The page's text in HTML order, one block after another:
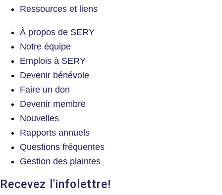
Ressources et liens
À propos de SERY
Notre équipe
Emplois à SERY
Devenir bénévole
Faire un don
Devenir membre
Nouvelles
Rapports annuels
Questions fréquentes
Gestion des plaintes
Recevez l'infolettre!